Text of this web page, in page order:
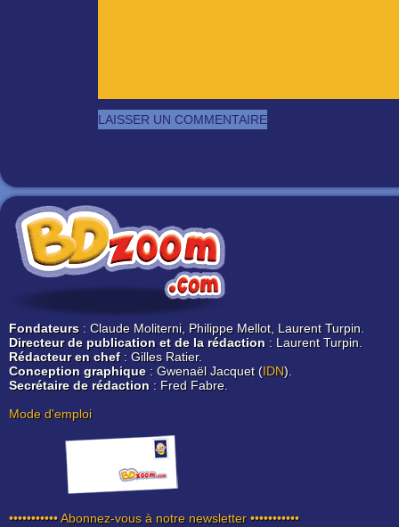
Fondateurs : Claude Moliterni, Philippe Mellot, Laurent Turpin.
Directeur de publication et de la rédaction : Laurent Turpin.
Rédacteur en chef: Gilles Ratier.
Conception graphique: Gwenaël Jacquet (IDN).
Secrétaire de rédaction : Fred Fabre.
Mode d'emploi
••••••••••• Abonnez-vous à notre newsletter •••••••••••